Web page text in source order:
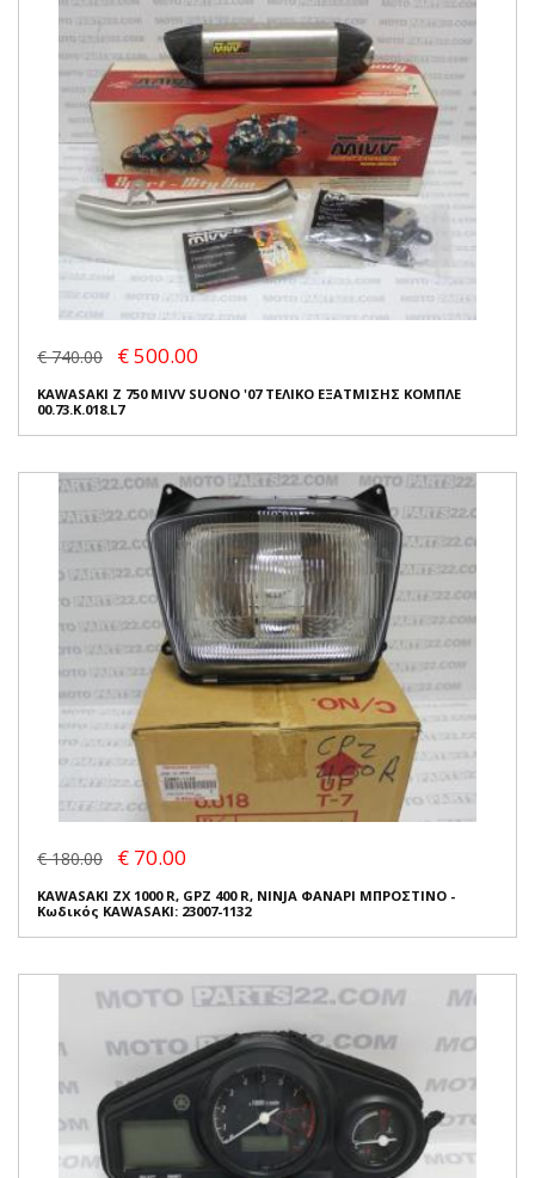
€ 740.00 € 500.00
KAWASAKI Z 750 MIVV SUONO '07 ΤΕΛΙΚΟ ΕΞΑΤΜΙΣΗΣ ΚΟΜΠΛΕ
00.73.K.018.L7
€ 180.00 € 70.00
KAWASAKI ZX 1000 R, GPZ 400 R, NINJA ΦΑΝΑΡΙ ΜΠΡΟΣΤΙΝΟ -
Κωδικός KAWASAKI: 23007-1132